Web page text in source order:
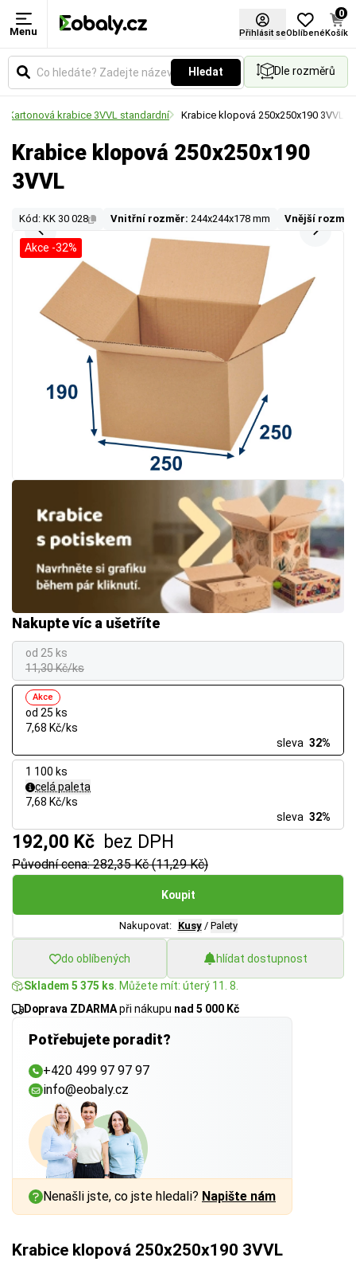
Menu Přihlásit seOblíbené
0
Košík
Hledat Dle rozměrů
Kartonová krabice 3VVL standardní Krabice klopová 250x250x190 3VVL
Krabice klopová 250x250x190
3VVL
Kód: KK 30 028 Vnitřní rozměr: 244x244x178 mm Vnější
Nakupte víc a ušetříte
od 25 ks
11,30 Kč/ks
od 25 ks
Akce
7,68 Kč/ks
sleva 32%
1 100 ks
celá paleta
7,68 Kč/ks
sleva 32%
192,00 Kč bez DPH
Původní cena: 282,35 Kč (11,29 Kč)
Koupit
Nakupovat: Kusy / Palety
do oblíbených hlídat dostupnost
Skladem 5 375 ks . Můžete mít: úterý 11. 8.
Doprava ZDARMApři nákupu nad 5 000 Kč
Potřebujete poradit?
+420 499 97 97 97
info@eobaly.cz
Nenašli jste, co jste hledali? Napište nám
Akce -32%
Krabice klopová 250x250x190 3VVL